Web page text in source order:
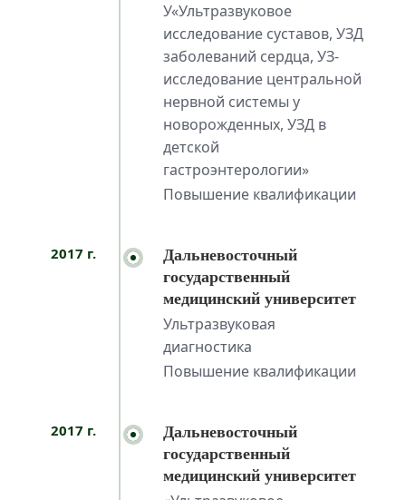
У«Ультразвуковое
исследование суставов, УЗД
заболеваний сердца, УЗ-
исследование центральной
нервной системы у
новорожденных, УЗД в
детской
гастроэнтерологии»
Повышение квалификации
2017 г.
Дальневосточный
государственный
медицинский университет
Ультразвуковая
диагностика
Повышение квалификации
2017 г.
Дальневосточный
государственный
медицинский университет